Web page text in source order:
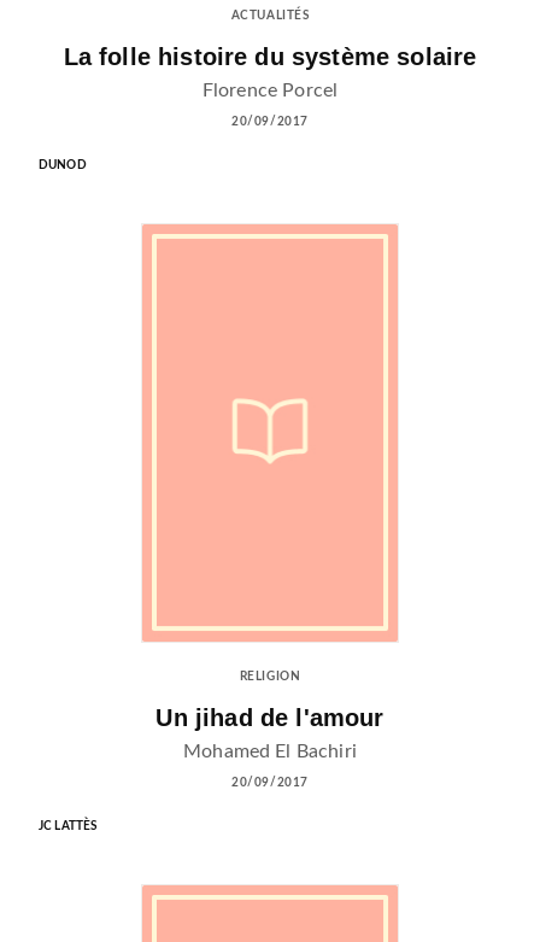
ACTUALITÉS
La folle histoire du système solaire
Florence Porcel
20/09/2017
DUNOD
RELIGION
Un jihad de l'amour
Mohamed El Bachiri
20/09/2017
JC LATTÈS